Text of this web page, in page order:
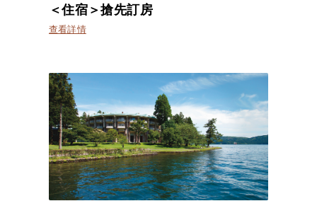
＜住宿＞搶先訂房
查看詳情